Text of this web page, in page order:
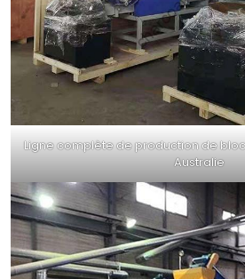
Ligne complète de production de
Australie